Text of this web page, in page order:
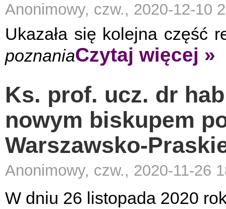
Anonimowy, czw., 2020-12-10
Ukazała się kolejna część
poznaniaCzytaj więcej »
Ks. prof. ucz. dr
nowym biskupem
Warszawsko-
Anonimowy, czw., 2020-11-26
W dniu 26 listopada 2020